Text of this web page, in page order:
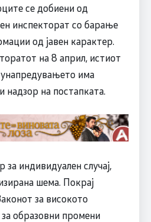
се добиени од
инспекторат со барање
од јавен карактер.
на 8 април, истиот
има
надзор на постапката.
за индивидуален случај,
шема. Покрај
за високото
образовни промени